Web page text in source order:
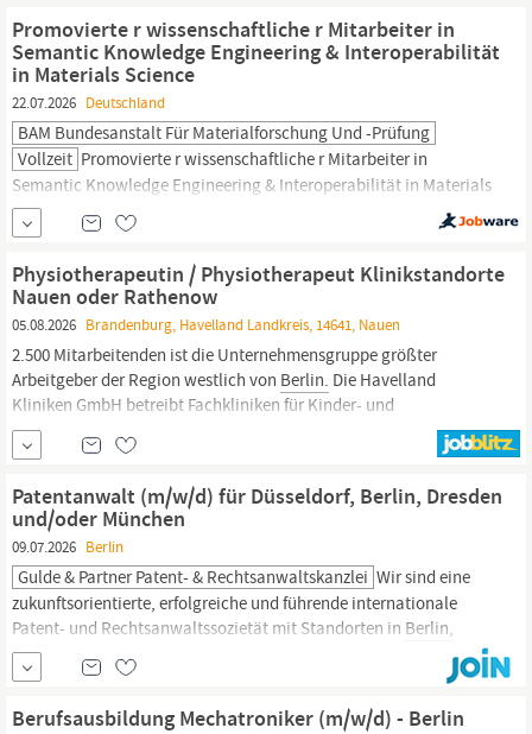
mitgestalten? Dann suchen wir am StandortBerlin,
Promovierte r wissenschaftliche r Mitarbeiter in
Semantic Knowledge Engineering & Interoperabilität
in Materials Science
22.07.2026 Deutschland
BAM Bundesanstalt Für Materialforschung Und -prüfung
Vollzeit Promovierte r wissenschaftliche r Mitarbeiter in
Semantic Knowledge Engineering & Interoperabilität in Materials
Science der Fachrichtung Materialwissenschaften,
Informatik, Data Science, Informationswissenschaften oder
Organisationseinheit: Vizepräsident
Wissenschaft Teilzeit möglich Startdatum: ab...
Physiotherapeutin / Physiotherapeut Klinikstandorte
Nauen oder Rathenow
05.08.2026 Brandenburg, Havelland Landkreis, 14641, Nauen
2.500 Mitarbeitenden ist die Unternehmensgruppe größter
Arbeitgeber der Region westlich von Berlin. Die Havelland
Kliniken GmbH betreibt Fachkliniken für Kinder- und
Jugendmedizin, Gynäkologie, Geriatrie, Psy-chiatrie,
Notfallmedizin, Traumatologie, Anästhesie / Intensiv, Chirurgie,
Patentanwalt (m/w/d) für Düsseldorf, Berlin, Dresden
und/oder München
09.07.2026 Berlin
Gulde & Partner Patent- & Rechtsanwaltskanzlei Wir sind eine
zukunftsorientierte, erfolgreiche und führende internationale
Patent- und Rechtsanwaltssozietät mit Standorten in Berlin,
Düsseldorf, Dresden, München, Hamburg, Peking & Yokohama.
Mit unserem engagiertem, internationalem 100-köpfigen Team
sind wir Profis im Patent-, Marken‑, Design- und Urheberrecht.
Berufsausbildung Mechatroniker (m/w/d) - Berlin